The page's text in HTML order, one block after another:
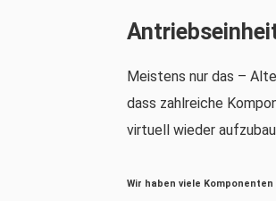
Meistens nur das –
dass zahlreiche
virtuell wieder
Wir haben viele